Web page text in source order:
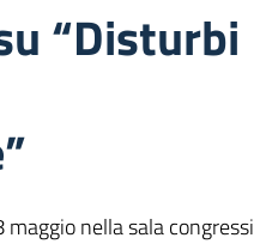
“Disturbi
maggio nella sala congressi